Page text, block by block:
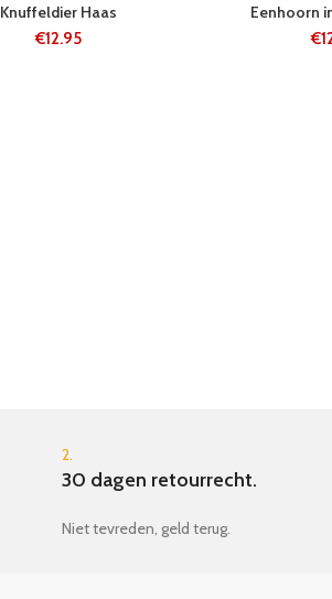
Knuffeldier Haas
€12.95
Eenhoorn
€
2.
30 dagen retourrecht.
Niet tevreden, geld terug.